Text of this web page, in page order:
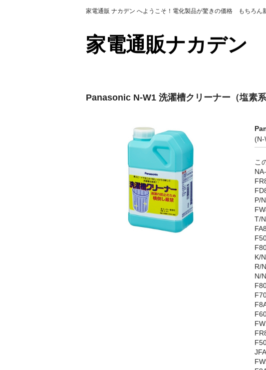
家電通販 ナカデン へようこそ！電化製品が驚きの価格 もちろん
家電通販ナカデ
Panasonic N-W1 洗濯槽クリーナー（塩素系
(N-
こ
P/
T/
K/
R/
N/